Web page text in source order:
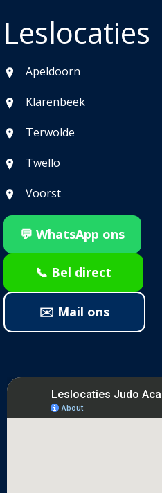
Leslocaties
Apeldoorn
Klarenbeek
Terwolde
Twello
Voorst
💬 WhatsApp ons
📞 Bel direct
✉️ Mail ons